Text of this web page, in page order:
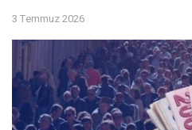
3 Temmuz 2026